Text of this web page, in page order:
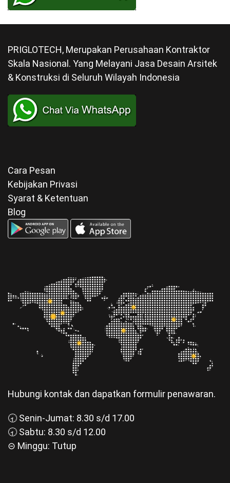
PRIGLOTECH, Merupakan Perusahaan Kontraktor
Skala Nasional. Yang Melayani Jasa Desain Arsitek
& Konstruksi di Seluruh Wilayah Indonesia
Cara Pesan
Kebijakan Privasi
Syarat & Ketentuan
Blog
Hubungi kontak dan dapatkan formulir penawaran.
🕣 Senin-Jumat: 8.30 s/d 17.00
🕣 Sabtu: 8.30 s/d 12.00
⊝ Minggu: Tutup